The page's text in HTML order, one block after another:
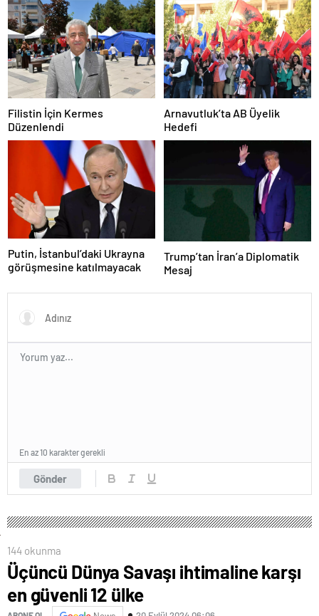
Filistin İçin Kermes
Düzenlendi
Arnavutluk’ta AB Üyelik
Hedefi
Putin, İstanbul’daki Ukrayna
görüşmesine katılmayacak
Trump’tan İran’a Diplomatik
Mesaj
Gönder
En az 10 karakter gerekli
144 okunma
Üçüncü Dünya Savaşı ihtimaline karşı
en güvenli 12 ülke